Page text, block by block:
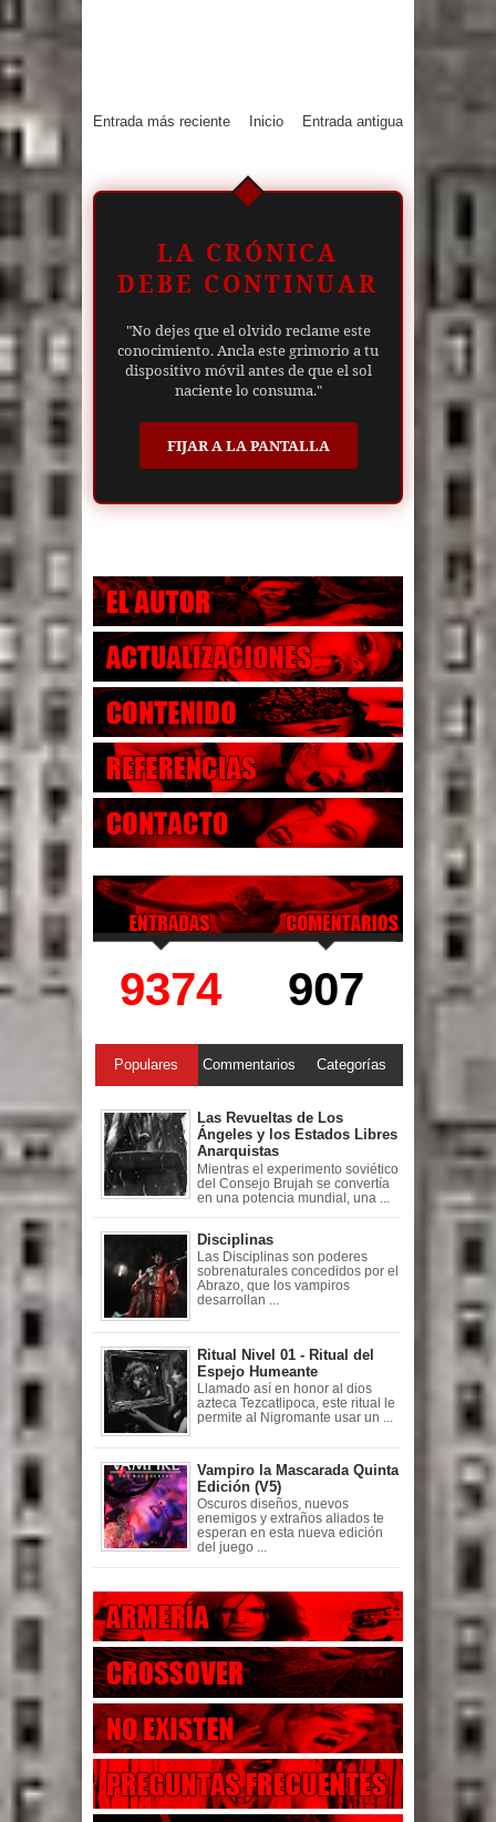
Entrada más reciente Entrada antigua
Inicio
LA CRÓNICA
DEBE CONTINUAR
"No dejes que el olvido reclame este
conocimiento. Ancla este grimorio a tu
dispositivo móvil antes de que el sol
naciente lo consuma."
FIJAR A LA PANTALLA
9374 907
Populares Commentarios Categorías
Las Revueltas de Los
Ángeles y los Estados Libres
Anarquistas
Mientras el experimento soviético
del Consejo Brujah se convertía
en una potencia mundial, una ...
Disciplinas
Las Disciplinas son poderes
sobrenaturales concedidos por el
Abrazo, que los vampiros
desarrollan ...
Ritual Nivel 01 - Ritual del
Espejo Humeante
Llamado así en honor al dios
azteca Tezcatlipoca, este ritual le
permite al Nigromante usar un ...
Vampiro la Mascarada Quinta
Edición (V5)
Oscuros diseños, nuevos
enemigos y extraños aliados te
esperan en esta nueva edición
del juego ...